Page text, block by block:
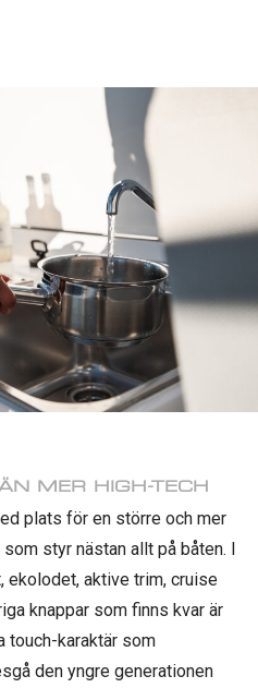
MER HIGH-TECH
plats för en större och mer
styr nästan allt på båten. I
ekolodet, aktive trim, cruise
knappar som finns kvar är
touch-karaktär som
den yngre generationen